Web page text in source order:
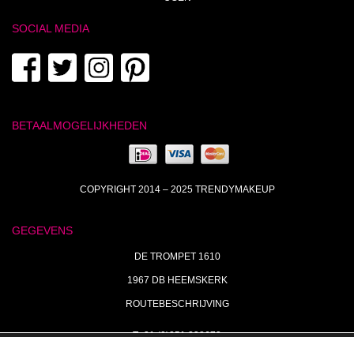
SOCIAL MEDIA
BETAALMOGELIJKHEDEN
COPYRIGHT 2014 – 2025 TRENDYMAKEUP
GEGEVENS
DE TROMPET 1610
1967 DB HEEMSKERK
ROUTEBESCHRIJVING